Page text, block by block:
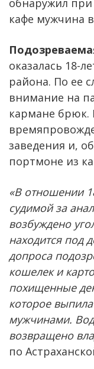
обнаружил
кафе мужчина
оказалась 18-
района. По ее
внимание на
кармане брюк.
заведения и,
портмоне из
«В отношении
судимой за
возбуждено
находится под
допроса
кошелек и
похищенные
которое
мужчинами.
возвращено
по